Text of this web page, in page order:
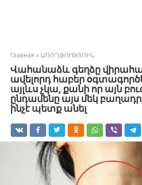
Главная » ԱՌՈՂՋՈՒԹՅՈԻՆ
Վահանաձև գեղձը
ավելորդ հաբեր
այլևս չկա, քանի որ այն
ընդամենը այս մեկ
ինչէ պետք անել